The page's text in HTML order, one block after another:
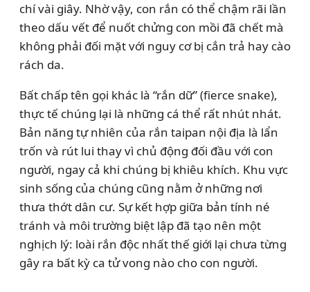
chí vài giây. Nhờ vậy, con rắn có thể chậm rãi lần
theo dấu vết để nuốt chửng con mồi đã chết mà
không phải đối mặt với nguy cơ bị cắn trả hay cào
rách da.
Bất chấp tên gọi khác là “rắn dữ” (fierce snake),
thực tế chúng lại là những cá thể rất nhút nhát.
Bản năng tự nhiên của rắn taipan nội địa là lẩn
trốn và rút lui thay vì chủ động đối đầu với con
người, ngay cả khi chúng bị khiêu khích. Khu vực
sinh sống của chúng cũng nằm ở những nơi
thưa thớt dân cư. Sự kết hợp giữa bản tính né
tránh và môi trường biệt lập đã tạo nên một
nghịch lý: loài rắn độc nhất thế giới lại chưa từng
gây ra bất kỳ ca tử vong nào cho con người.